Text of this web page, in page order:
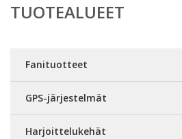
TUOTEALUEET
Fanituotteet
GPS-järjestelmät
Harjoittelukehät